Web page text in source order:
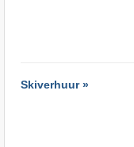
Skiverhuur »